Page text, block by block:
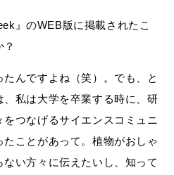
』のWEB版に掲載されたこ
んですよね（笑）。でも、と
私は大学を卒業する時に、研
つなげるサイエンスコミュニ
ことがあって。植物がおしゃ
い方々に伝えたいし、知って